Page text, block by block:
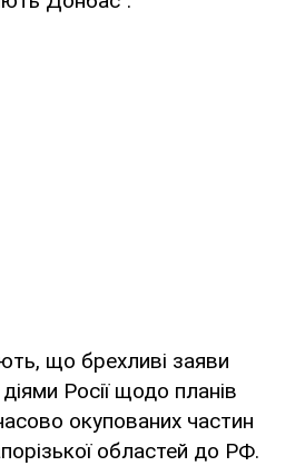
що брехливі заяви
діями Росії щодо планів
окупованих частин
областей до РФ.